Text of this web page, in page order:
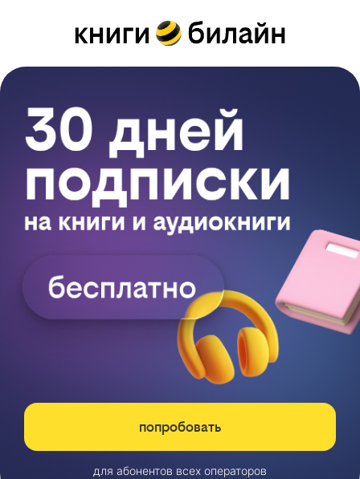
попробовать
для абонентов всех операторов